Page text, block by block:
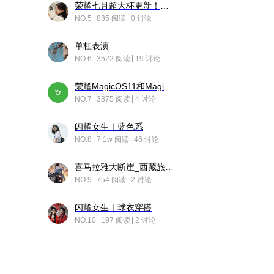
NO.5 835 阅读 0 讨论
单杠表演
NO.6 3522 阅读 19 讨论
NO.7 3875 阅读 4 讨论
闪耀女生｜蓝色系
NO.8 7.1w 阅读 46 讨论
NO.9 754 阅读 2 讨论
闪耀女生｜球衣穿搭
NO.10 197 阅读 2 讨论